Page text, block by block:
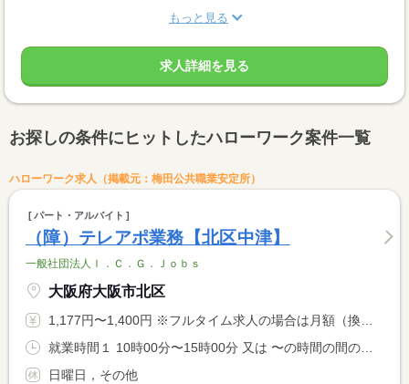
もっと見る
求人詳細を見る
お探しの条件にヒットしたハローワーク案件一覧
ハローワーク求人（掲載元：梅田公共職業安定所）
パート・アルバイト
（障）テレアポ業務【北区中津】
一般社団法人Ｉ．Ｃ．Ｇ．Ｊｏｂｓ
大阪府大阪市北区
1,177円〜1,400円 ※フルタイム求人の場合は月額（換算額）、パート求人の場合は時間額を表示しています。
就業時間１ 10時00分〜15時00分 又は 〜の時間の間の4時間
日曜日，その他